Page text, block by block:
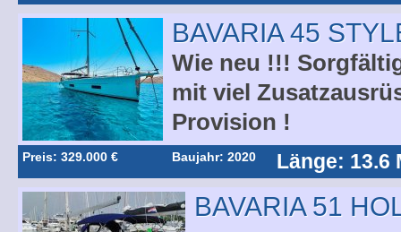
BAVARIA 45
Wie neu !!!
mit viel
Provision !
Preis: 329.000 € Baujahr: 2020 Länge: 13.6
BAVARIA 51